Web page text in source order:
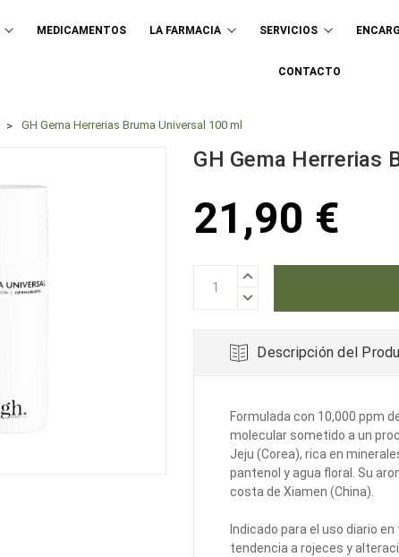
MEDICAMENTOS LA FARMACIA SERVICIOS
CONTACTO
GH Gema Herrerias Bruma Universal 100 ml
GH Gema Herrerias
21,90 €
AUMENTAR
DISMINUIR
CANTIDAD:
Descripción del
Formulada con 10,000 ppm
molecular sometido a un
Jeju (Corea), rica en
pantenol y agua floral. Su
costa de Xiamen (China).
Indicado para el uso diario
tendencia a rojeces y